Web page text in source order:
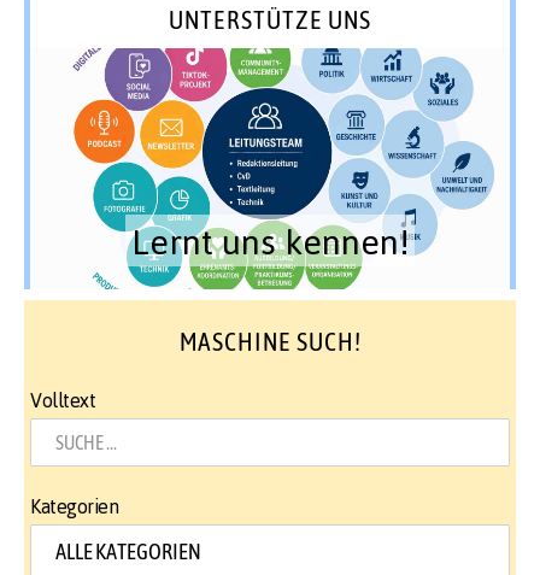
UNTERSTÜTZE UNS
Lernt uns kennen!
MASCHINE SUCH!
Volltext
Kategorien